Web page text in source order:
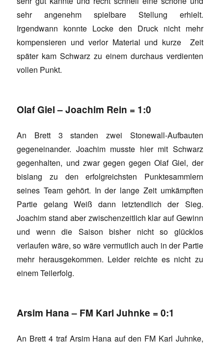
sehr angenehm spielbare Stellung erhielt.
Irgendwann konnte Locke den Druck nicht mehr
kompensieren und verlor Material und kurze Zeit
später kam Schwarz zu einem durchaus verdienten
vollen Punkt.
Olaf Giel – Joachim Rein = 1:0
An Brett 3 standen zwei Stonewall-Aufbauten
gegeneinander. Joachim musste hier mit Schwarz
gegenhalten, und zwar gegen gegen Olaf Giel, der
bislang zu den erfolgreichsten Punktesammlern
seines Team gehört. In der lange Zeit umkämpften
Partie gelang Weiß dann letztendlich der Sieg.
Joachim stand aber zwischenzeitlich klar auf Gewinn
und wenn die Saison bisher nicht so glücklos
verlaufen wäre, so wäre vermutlich auch in der Partie
mehr herausgekommen. Leider reichte es nicht zu
einem Teilerfolg.
Arsim Hana – FM Karl Juhnke = 0:1
An Brett 4 traf Arsim Hana auf den FM Karl Juhnke,